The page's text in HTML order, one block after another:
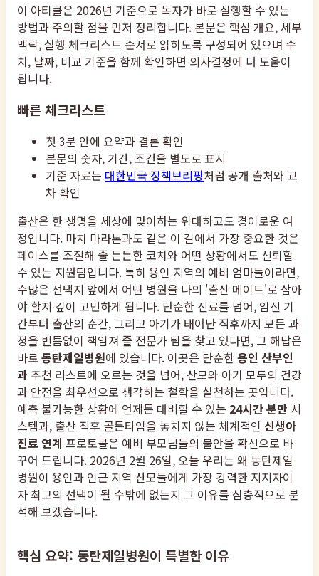
이 아티클은 2026년 기준으로 독자가 바로 실행할 수 있는
방법과 주의할 점을 먼저 정리합니다. 본문은 핵심 개요, 세부
맥락, 실행 체크리스트 순서로 읽히도록 구성되어 있으며 수
치, 날짜, 비교 기준을 함께 확인하면 의사결정에 더 도움이
됩니다.
빠른 체크리스트
첫 3분 안에 요약과 결론 확인
본문의 숫자, 기간, 조건을 별도로 표시
기준 자료는 대한민국 정책브리핑처럼 공개 출처와 교
차 확인
출산은 한 생명을 세상에 맞이하는 위대하고도 경이로운 여
정입니다. 마치 마라톤과도 같은 이 길에서 가장 중요한 것은
페이스를 조절해 줄 든든한 코치와 어떤 상황에서도 신뢰할
수 있는 지원팀입니다. 특히 용인 지역의 예비 엄마들이라면,
수많은 선택지 앞에서 어떤 병원을 나의 '출산 메이트'로 삼아
야 할지 깊이 고민하게 됩니다. 단순한 진료를 넘어, 임신 기
간부터 출산의 순간, 그리고 아기가 태어난 직후까지 모든 과
정을 빈틈없이 책임져 줄 전문가 팀을 찾고 있다면, 그 해답은
바로 동탄제일병원에 있습니다. 이곳은 단순한용인 산부인
과 추천 리스트에 오르는 것을 넘어, 산모와 아기 모두의 건강
과 안전을 최우선으로 생각하는 철학을 실천하는 곳입니다.
예측 불가능한 상황에 언제든 대비할 수 있는 24시간 분만 시
스템과, 출산 직후 골든타임을 놓치지 않는 체계적인 신생아
진료 연계 프로토콜은 예비 부모님들의 불안을 확신으로 바
꾸어 드립니다. 2026년 2월 26일, 오늘 우리는 왜 동탄제일
병원이 용인과 인근 지역 산모들에게 가장 강력한 지지자이
자 최고의 선택이 될 수밖에 없는지 그 이유를 심층적으로 분
석해 보겠습니다.
핵심 요약: 동탄제일병원이 특별한 이유